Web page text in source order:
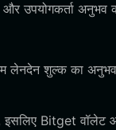
उपयोगकर्ता
लेनदेन शुल्क का
Bitget वॉलेट